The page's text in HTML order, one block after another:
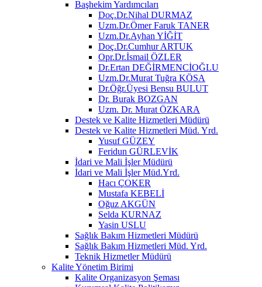
Başhekim Yardımcıları
Doç.Dr.Nihal DURMAZ
Uzm.Dr.Ömer Faruk TANER
Uzm.Dr.Ayhan YİĞİT
Doç.Dr.Cumhur ARTUK
Opr.Dr.İsmail ÖZLER
Dr.Ertan DEĞİRMENCİOĞLU
Uzm.Dr.Murat Tuğra KÖSA
Dr.Öğr.Üyesi Bensu BULUT
Dr. Burak BOZGAN
Uzm. Dr. Murat ÖZKARA
Destek ve Kalite Hizmetleri Müdürü
Destek ve Kalite Hizmetleri Müd. Yrd.
Yusuf GÜZEY
Feridun GÜRLEVİK
İdari ve Mali İşler Müdürü
İdari ve Mali İşler Müd.Yrd.
Hacı ÇOKER
Mustafa KEBELİ
Oğuz AKGÜN
Selda KURNAZ
Yasin USLU
Sağlık Bakım Hizmetleri Müdürü
Sağlık Bakım Hizmetleri Müd. Yrd.
Teknik Hizmetler Müdürü
Kalite Yönetim Birimi
Kalite Organizasyon Şeması